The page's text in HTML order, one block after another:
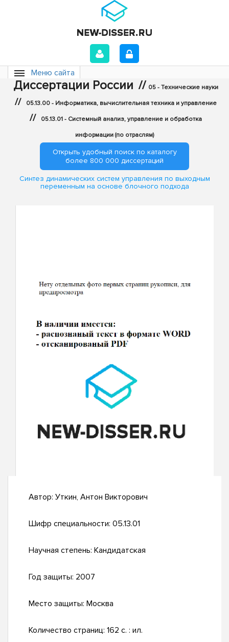
Меню сайта
Диссертации России // 05 - Технические науки
// 05.13.00 - Информатика, вычислительная техника и управление
// 05.13.01 - Системный анализ, управление и обработка
информации (по отраслям)
Открыть удобный поиск по каталогу
более 800 000 диссертаций
Синтез динамических систем управления по выходным
переменным на основе блочного подхода
Автор: Уткин, Антон Викторович
Шифр специальности: 05.13.01
Научная степень: Кандидатская
Год защиты: 2007
Место защиты: Москва
Количество страниц: 162 с. : ил.